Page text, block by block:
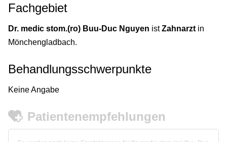
Fachgebiet
Dr. medic stom.(ro) Buu-Duc Nguyen istZahnarzt in
Mönchengladbach.
Behandlungsschwerpunkte
Keine Angabe
Patientenempfehlungen